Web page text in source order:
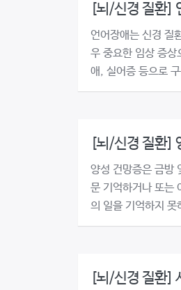
[뇌/신경 질환]
언어장애는 신경 질
우 중요한 임상 증
애, 실어증 등으로
[뇌/신경 질환]
양성 건망증은 금방
문 기억하거나 또는
의 일을 기억하지
[뇌/신경 질환]